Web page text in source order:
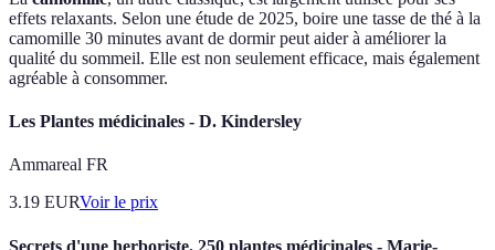
effets relaxants. Selon une étude de 2025, boire une tasse de thé à la
camomille 30 minutes avant de dormir peut aider à améliorer la
qualité du sommeil. Elle est non seulement efficace, mais également
agréable à consommer.
Les Plantes médicinales - D. Kindersley
Ammareal FR
3.19 EURVoir le prix
Secrets d'une herboriste. 250 plantes médicinales - Marie-